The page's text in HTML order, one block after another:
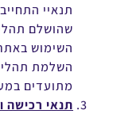
תנאיי
שהושלם
השימוש
השלמת
מתועדים
תנאי רכישה